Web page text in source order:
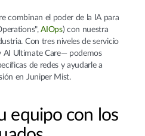
combinan el poder de la IA para
AIOps) con nuestra
Con tres niveles de servicio
AI Ultimate Care— podemos
de redes y ayudarle a
en Juniper Mist.
equipo con los